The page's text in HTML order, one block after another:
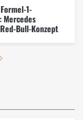
1-
Mercedes
Bull-Konzept